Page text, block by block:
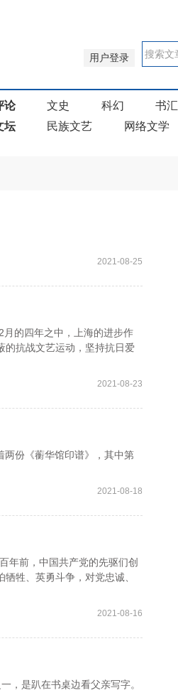
用户登录
论 文史 科幻 书汇
坛
民族文艺 网络文学
2021-08-25
的四年之中，上海的进步作
的抗战文艺运动，坚持抗日爱
2021-08-23
份《蘅华馆印谱》，其中第
2021-08-18
年前，中国共产党的先驱们创
牲、英勇斗争，对党忠诚、
2021-08-16
是趴在书桌边看父亲写字。